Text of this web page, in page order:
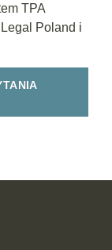
TPA
Poland i